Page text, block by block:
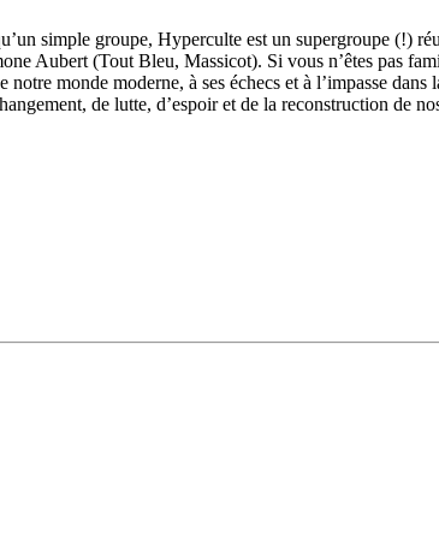
simple groupe, Hyperculte est un supergroupe (!)
Aubert (Tout Bleu, Massicot). Si vous n’êtes pas
monde moderne, à ses échecs et à l’impasse
de lutte, d’espoir et de la reconstruction de